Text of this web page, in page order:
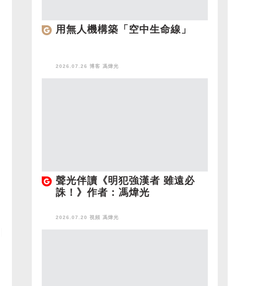
用無人機構築「空中生命線」
2026.07.26 博客 馮煒光
聲光伴讀《明犯強漢者 雖遠必
誅！》作者：馮煒光
2026.07.20 視頻 馮煒光